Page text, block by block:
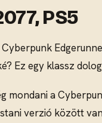
PS5
Ez egy klassz
mondani a
verzió között